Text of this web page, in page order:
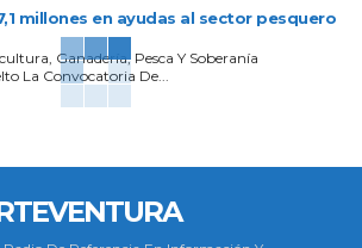
millones en ayudas al sector pesquero
Ganadería, Pesca Y Soberanía
La Convocatoria De...